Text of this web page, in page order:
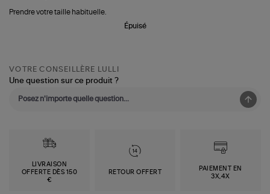
Prendre votre taille habituelle.
Épuisé
VOTRE CONSEILLÈRE LULLI
Une question sur ce produit ?
LIVRAISON
OFFERTE DÈS 150
€
RETOUR OFFERT
PAIEMENT EN
3X,4X